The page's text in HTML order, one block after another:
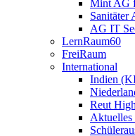
Mint AG
Sanitäter
AG IT
LernRaum60
FreiRaum
International
Indien
Reut
Aktuelles